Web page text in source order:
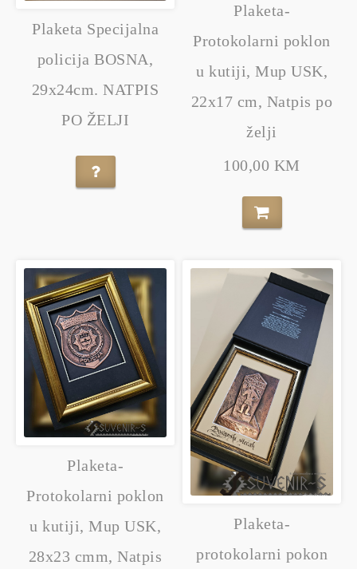
Plaketa Specijalna
policija BOSNA,
29x24cm. NATPIS
PO ŽELJI
Plaketa-
Protokolarni poklon
u kutiji, Mup USK,
22x17 cm, Natpis po
želji
100,00 KM
Plaketa-
Protokolarni poklon
u kutiji, Mup USK,
28x23 cmm, Natpis
Plaketa-
protokolarni pokon